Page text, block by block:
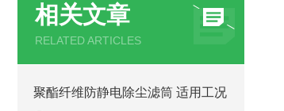
相关文章
RELATED ARTICLES
聚酯纤维防静电除尘滤筒 适用工况